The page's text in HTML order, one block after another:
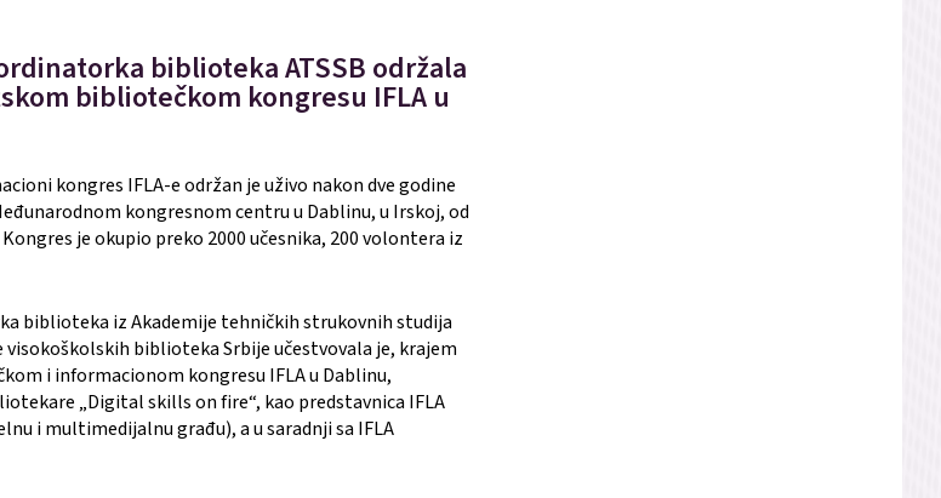
biblioteka ATSSB održala
bibliotečkom kongresu IFLA u
kongres IFLA-e održan je uživo nakon dve godine
kongresnom centru u Dablinu, u Irskoj, od
Kongres je okupio preko 2000 učesnika, 200 volontera iz
biblioteka iz Akademije tehničkih strukovnih studija
visokoškolskih biblioteka Srbije učestvovala je, krajem
i informacionom kongresu IFLA u Dablinu,
„Digital skills on fire“, kao predstavnica IFLA
i multimedijalnu građu), a u saradnji sa IFLA